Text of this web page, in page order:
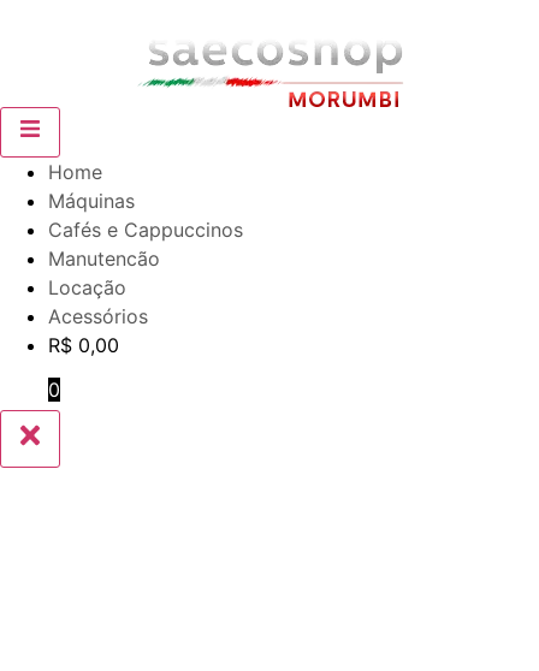
Home
Máquinas
Cafés e Cappuccinos
Manutencão
Locação
Acessórios
R$ 0,00
0